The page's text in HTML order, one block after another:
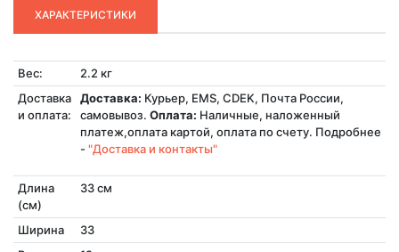
ХАРАКТЕРИСТИКИ
Вес:
2.2 кг
Доставка
и оплата:
Доставка: Курьер, EMS, CDEK, Почта России,
самовывоз. Оплата: Наличные, наложенный
платеж,оплата картой, оплата по счету. Подробнее
- "Доставка и контакты"
Длина
(см)
33 см
Ширина
33